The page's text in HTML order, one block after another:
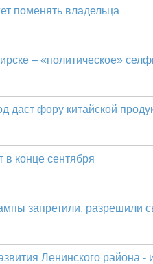
поменять владельца
– «политическое»
даст фору китайской
в конце сентября
запретили, разрешили
Ленинского